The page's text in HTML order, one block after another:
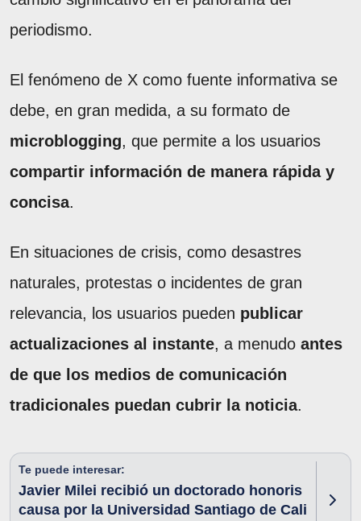
periodismo.
El fenómeno de X como fuente informativa se
debe, en gran medida, a su formato de
microblogging, que permite a los usuarios
compartir información de manera rápida y
concisa.
En situaciones de crisis, como desastres
naturales, protestas o incidentes de gran
relevancia, los usuarios pueden publicar
actualizaciones al instante, a menudo antes
de que los medios de comunicación
tradicionales puedan cubrir la noticia.
Te puede interesar:
Javier Milei recibió un doctorado honoris
causa por la Universidad Santiago de Cali